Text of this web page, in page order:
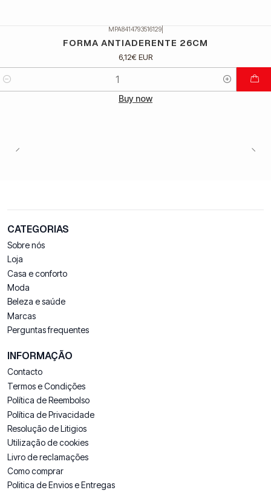
MPA8414793516129|
FORMA ANTIADERENTE 26CM
6,12€ EUR
Buy now
CATEGORIAS
Sobre nós
Loja
Casa e conforto
Moda
Beleza e saúde
Marcas
Perguntas frequentes
INFORMAÇÃO
Contacto
Termos e Condições
Política de Reembolso
Política de Privacidade
Resolução de Litigios
Utilização de cookies
Livro de reclamações
Como comprar
Politica de Envios e Entregas